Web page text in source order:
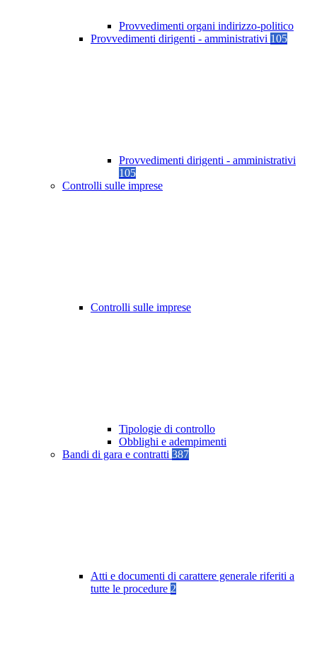
Provvedimenti organi indirizzo-politico
Provvedimenti dirigenti - amministrativi 105
Provvedimenti dirigenti - amministrativi
105
Controlli sulle imprese
Controlli sulle imprese
Tipologie di controllo
Obblighi e adempimenti
Bandi di gara e contratti 387
Atti e documenti di carattere generale riferiti a
tutte le procedure 2